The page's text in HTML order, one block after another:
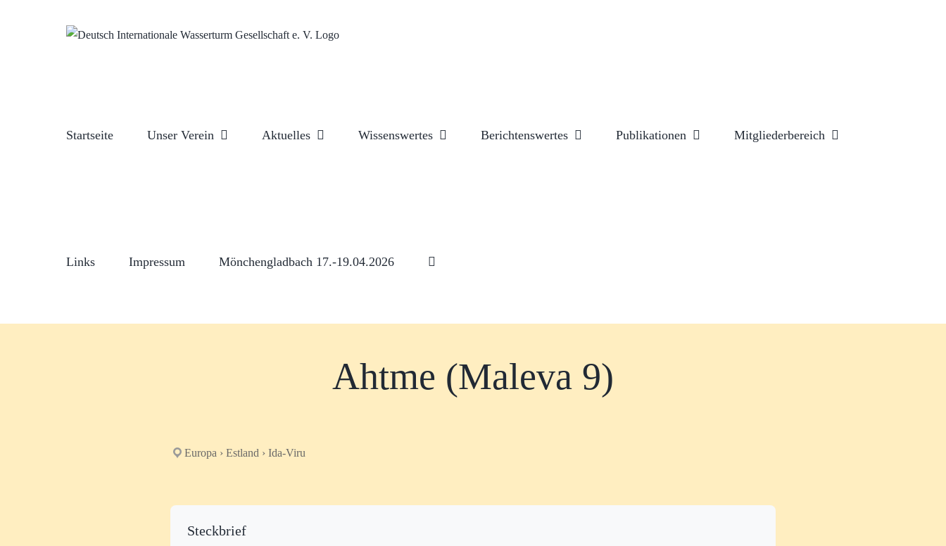
Startseite Unser Verein Aktuelles Wissenswertes Berichtenswertes Publikationen Mitgliederbereich
Links Impressum Mönchengladbach 17.-19.04.2026
Ahtme (Maleva 9)
Europa › Estland › Ida-Viru
Steckbrief